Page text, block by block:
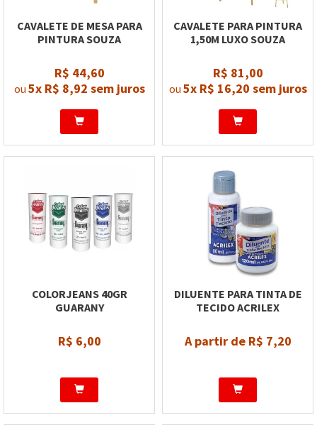
CAVALETE DE MESA PARA
PINTURA SOUZA
R$ 44,60
ou 5x R$ 8,92 sem juros
CAVALETE PARA PINTURA
1,50M LUXO SOUZA
R$ 81,00
ou 5x R$ 16,20 sem juros
COLORJEANS 40GR
GUARANY
R$ 6,00
DILUENTE PARA TINTA DE
TECIDO ACRILEX
A partir de R$ 7,20